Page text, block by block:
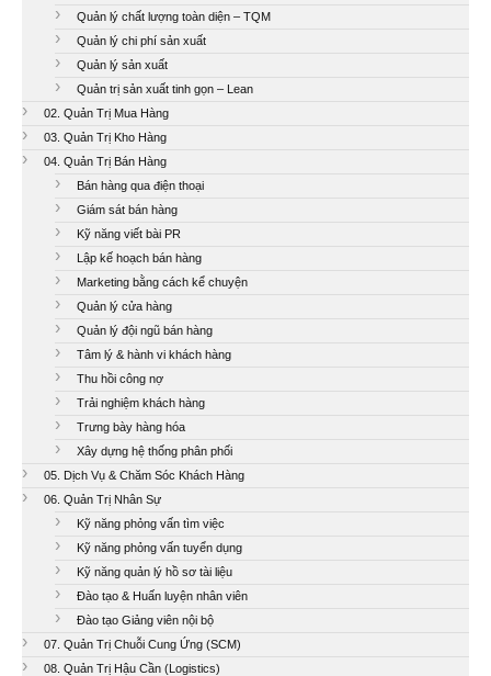
Quản lý chất lượng toàn diện – TQM
Quản lý chi phí sản xuất
Quản lý sản xuất
Quản trị sản xuất tinh gọn – Lean
02. Quản Trị Mua Hàng
03. Quản Trị Kho Hàng
04. Quản Trị Bán Hàng
Bán hàng qua điện thoại
Giám sát bán hàng
Kỹ năng viết bài PR
Lập kế hoạch bán hàng
Marketing bằng cách kể chuyện
Quản lý cửa hàng
Quản lý đội ngũ bán hàng
Tâm lý & hành vi khách hàng
Thu hồi công nợ
Trải nghiệm khách hàng
Trưng bày hàng hóa
Xây dựng hệ thống phân phối
05. Dịch Vụ & Chăm Sóc Khách Hàng
06. Quản Trị Nhân Sự
Kỹ năng phỏng vấn tìm việc
Kỹ năng phỏng vấn tuyển dụng
Kỹ năng quản lý hồ sơ tài liệu
Đào tạo & Huấn luyện nhân viên
Đào tạo Giảng viên nội bộ
07. Quản Trị Chuỗi Cung Ứng (SCM)
08. Quản Trị Hậu Cần (Logistics)